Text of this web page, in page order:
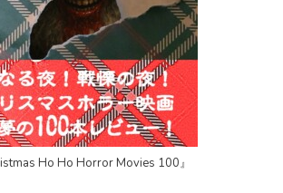
Ho Ho Horror Movies 100』